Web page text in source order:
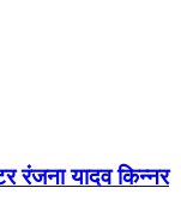
रंजना यादव किन्नर